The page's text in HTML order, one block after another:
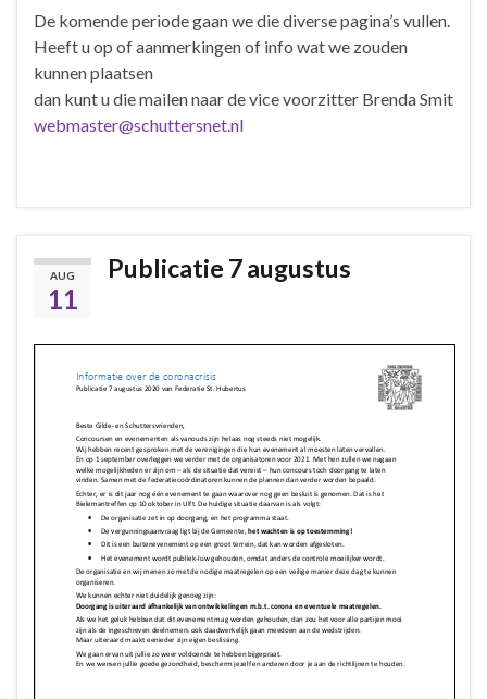
De komende periode gaan we die diverse pagina’s vullen.
Heeft u op of aanmerkingen of info wat we zouden
kunnen plaatsen
dan kunt u die mailen naar de vice voorzitter Brenda Smit
webmaster@schuttersnet.nl
AUG
11
Publicatie 7 augustus